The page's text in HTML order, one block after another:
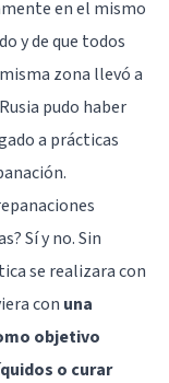
en el mismo
y de que todos
zona llevó a
pudo haber
a prácticas
Sí y no. Sin
se realizara con
con una
objetivo
o curar